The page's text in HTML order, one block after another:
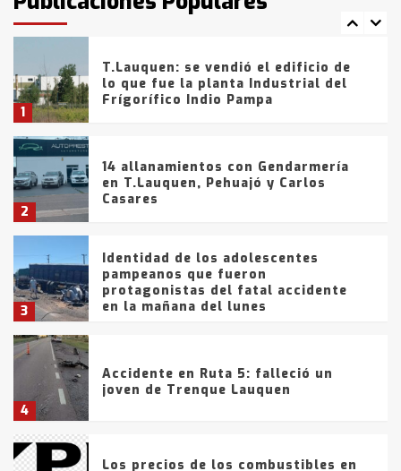
tarde del sábado
1
T.Lauquen: se vendió el edificio de
lo que fue la planta Industrial del
Frígorífico Indio Pampa
2
14 allanamientos con Gendarmería
en T.Lauquen, Pehuajó y Carlos
Casares
3
Identidad de los adolescentes
pampeanos que fueron
protagonistas del fatal accidente
en la mañana del lunes
4
Accidente en Ruta 5: falleció un
joven de Trenque Lauquen
Los precios de los combustibles en